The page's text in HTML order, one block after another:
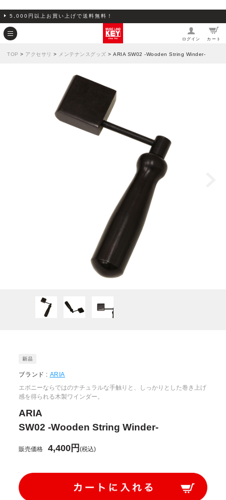
5,000円以上お買い上げで送料無料！
ログイン カート
TOP > アクセサリ > メンテナンスグッズ > ARIA SW02 -Wooden String Winder-
ブランド : ARIA
エボニーならではのナチュラルな手触りと、しっかりとした巻き上げ
感を得られる木製ワインダー。
ARIA
SW02 -Wooden String Winder-
販売価格 4,400円(税込)